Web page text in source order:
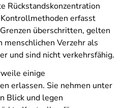
Rückstandskonzentration
erfasst
überschritten, gelten
Verzehr als
und sind nicht verkehrsfähig.
einige
erlassen. Sie nehmen unter
Blick und legen